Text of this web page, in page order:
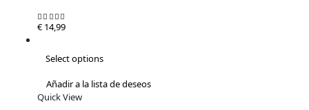
5.00out of 5
€ 14,99
Select options
Añadir a la lista de deseos
Quick View